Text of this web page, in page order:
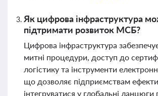
Як цифрова інфраструктура
підтримати розвиток МСБ?
Цифрова інфраструктура
митні процедури, доступ до
логістику та інструменти
що дозволяє підприємствам
інтегруватися у глобальні ланцюги